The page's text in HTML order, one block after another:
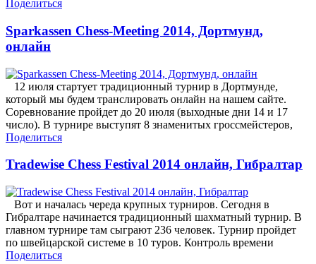
Поделиться
Sparkassen Chess-Meeting 2014, Дортмунд,
онлайн
12 июля стартует традиционный турнир в Дортмунде,
который мы будем транслировать онлайн на нашем сайте.
Соревнование пройдет до 20 июля (выходные дни 14 и 17
число). В турнире выступят 8 знаменитых гроссмейстеров,
Поделиться
Tradewise Chess Festival 2014 онлайн, Гибралтар
Вот и началась череда крупных турниров. Сегодня в
Гибралтаре начинается традиционный шахматный турнир. В
главном турнире там сыграют 236 человек. Турнир пройдет
по швейцарской системе в 10 туров. Контроль времени
Поделиться